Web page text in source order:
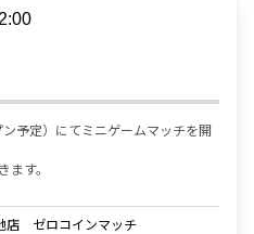
予定）にてミニゲームマッチを開
ます。
店 ゼロコインマッチ